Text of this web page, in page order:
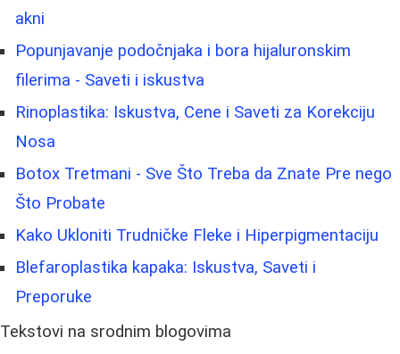
akni
Popunjavanje podočnjaka i bora hijaluronskim
filerima - Saveti i iskustva
Rinoplastika: Iskustva, Cene i Saveti za Korekciju
Nosa
Botox Tretmani - Sve Što Treba da Znate Pre nego
Što Probate
Kako Ukloniti Trudničke Fleke i Hiperpigmentaciju
Blefaroplastika kapaka: Iskustva, Saveti i
Preporuke
Tekstovi na srodnim blogovima